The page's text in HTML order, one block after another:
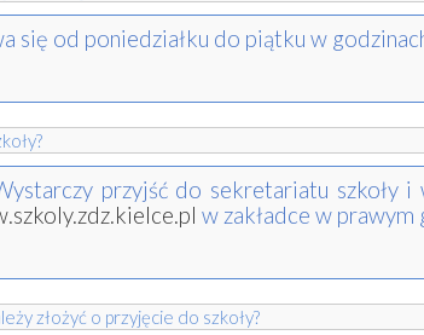
się od poniedziałku do piątku w
przyjść do sekretariatu szkoły
w zakładce w
złożyć o przyjęcie do szkoły?